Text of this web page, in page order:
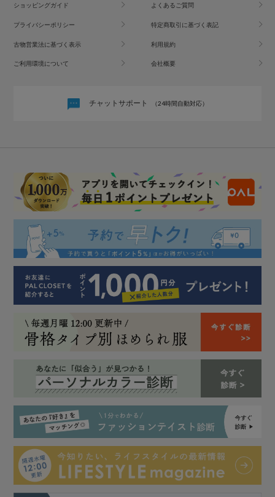
ショッピングガイド よくあるご質問
プライバシーポリシー 特定商取引に基づく表記
古物営業法に基づく表示 利用規約
ご利用環境について 会社概要
チャットサポート （24時間自動対応）